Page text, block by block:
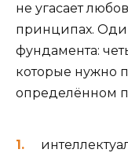
не угасает
принципах.
фундамента:
которые нужно
определённом